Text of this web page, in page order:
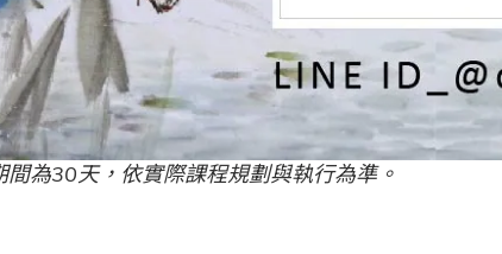
為30天，依實際課程規劃與執行為準。